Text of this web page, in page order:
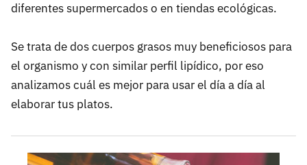
diferentes supermercados o en tiendas ecológicas.
Se trata de dos cuerpos grasos muy beneficiosos para
el organismo y con similar perfil lipídico, por eso
analizamos cuál es mejor para usar el día a día al
elaborar tus platos.